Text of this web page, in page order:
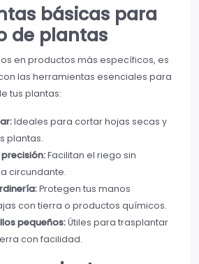
básicas para
de plantas
en productos más específicos, es
las herramientas esenciales para
tus plantas:
Ideales para cortar hojas secas y
plantas.
Facilitan el riego sin
circundante.
Protegen tus manos
con tierra o productos químicos.
pequeños:Útiles para trasplantar
con facilidad.